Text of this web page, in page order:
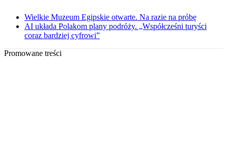
Wielkie Muzeum Egipskie otwarte. Na razie na próbę
AI układa Polakom plany podróży. „Współcześni turyści
coraz bardziej cyfrowi”
Promowane treści